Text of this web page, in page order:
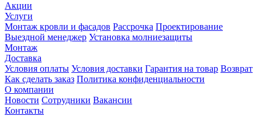
Акции
Услуги
Монтаж кровли и фасадов Рассрочка Проектирование
Выездной менеджер Установка молниезащиты
Монтаж
Доставка
Условия оплаты Условия доставки Гарантия на товар Возврат
Как сделать заказ Политика конфиденциальности
О компании
Новости Сотрудники Вакансии
Контакты